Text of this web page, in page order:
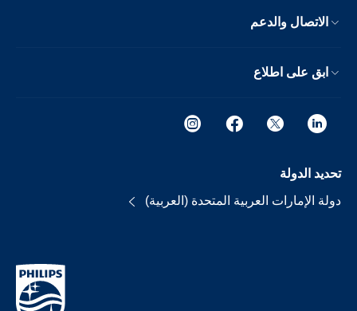
الاتصال والدعم
ابق على اطلاع
تحديد الدولة
دولة الإمارات العربية المتحدة (العربية)